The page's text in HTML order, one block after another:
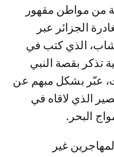
من مواطن مقهور
الجزائر عبر
الذي كتب في
تذكر بقصة النبي
عبّر بشكل مبهم عن
الذي لاقاه في
البحر.
غير